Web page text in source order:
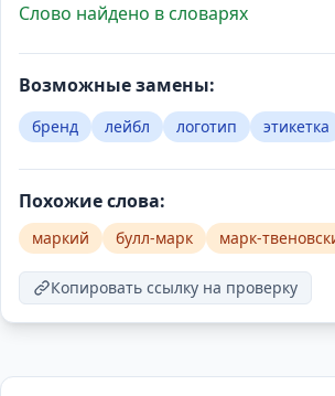
Слово найдено в словарях
Возможные замены:
бренд лейбл логотип этикетка
Похожие слова:
маркий булл-марк марк-
Копировать ссылку на проверку